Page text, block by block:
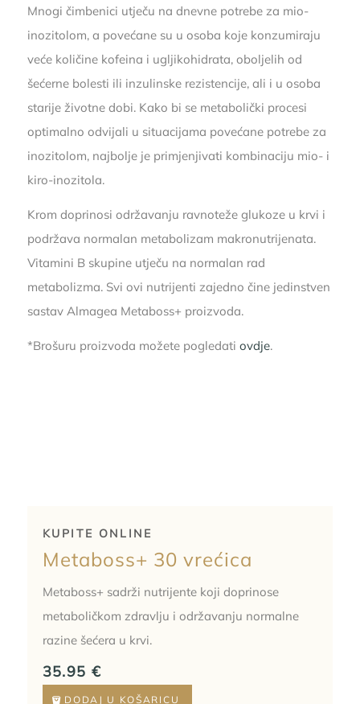
Mnogi čimbenici utječu na dnevne potrebe za mio-
inozitolom, a povećane su u osoba koje konzumiraju
veće količine kofeina i ugljikohidrata, oboljelih od
šećerne bolesti ili inzulinske rezistencije, ali i u osoba
starije životne dobi. Kako bi se metabolički procesi
optimalno odvijali u situacijama povećane potrebe za
inozitolom, najbolje je primjenjivati kombinaciju mio- i
kiro-inozitola.
Krom doprinosi održavanju ravnoteže glukoze u krvi i
podržava normalan metabolizam makronutrijenata.
Vitamini B skupine utječu na normalan rad
metabolizma. Svi ovi nutrijenti zajedno čine jedinstven
sastav Almagea Metaboss+ proizvoda.
*Brošuru proizvoda možete pogledati ovdje.
KUPITE ONLINE
Metaboss+ 30 vrećica
Metaboss+ sadrži nutrijente koji doprinose
metaboličkom zdravlju i održavanju normalne
razine šećera u krvi.
35.95€
DODAJ U KOŠARICU